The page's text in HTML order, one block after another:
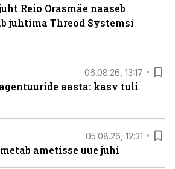
Reio Orasmäe naaseb
juhtima Threod Systemsi
06.08.26, 13:17
aasta: kasv tuli
05.08.26, 12:31
ametisse uue juhi